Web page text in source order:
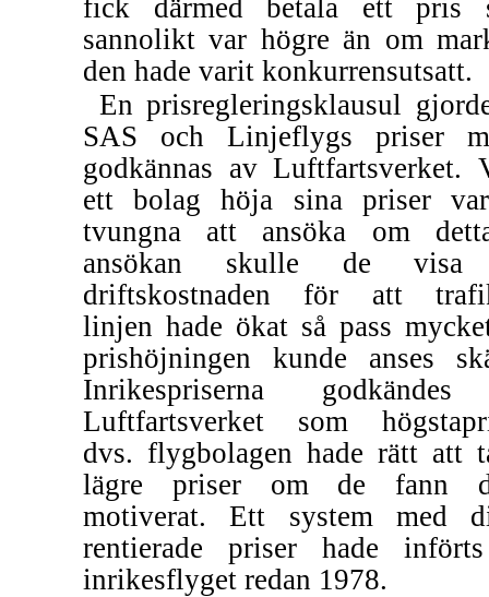
fick därmed betala ett pris
sannolikt var högre än om
den hade varit konkurrensutsatt.
En prisregleringsklausul
SAS och Linjeflygs priser
godkännas av Luftfartsverket.
ett bolag höja sina priser
tvungna att ansöka om
ansökan skulle de visa
driftskostnaden för att
linjen hade ökat så pass
prishöjningen kunde anses
Inrikespriserna
Luftfartsverket som
dvs. flygbolagen hade rätt att
lägre priser om de fann
motiverat. Ett system med
rentierade priser hade
inrikesflyget redan 1978.